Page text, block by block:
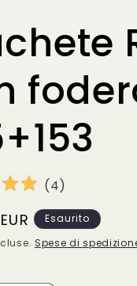
/
A
r
e
a
g
e
o
(4)
Esaurito
Spese di